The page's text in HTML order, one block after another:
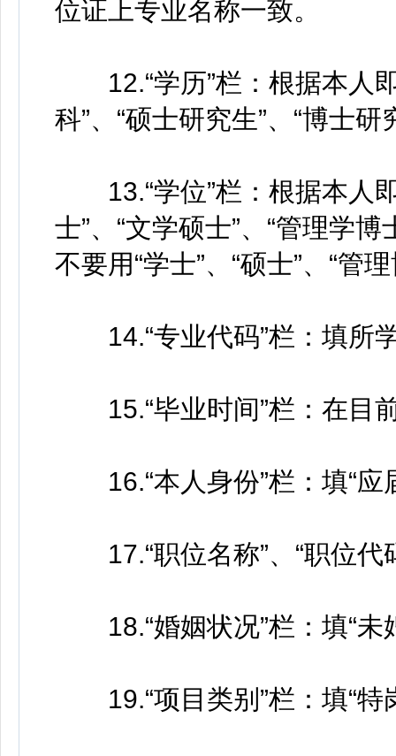
位证上专业名称一致。
12.“学历”栏：根据本人
科”、“硕士研究生”、“博士研
13.“学位”栏：根据本人
士”、“文学硕士”、“管理学博
不要用“学士”、“硕士”、“管
14.“专业代码”栏：填所
15.“毕业时间”栏：在目
16.“本人身份”栏：填“应
17.“职位名称”、“职位代
18.“婚姻状况”栏：填“未婚
19.“项目类别”栏：填“特